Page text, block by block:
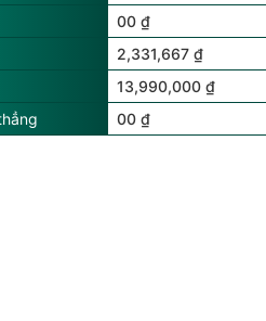
00 ₫
2,331,667 ₫
13,990,000 ₫
00 ₫